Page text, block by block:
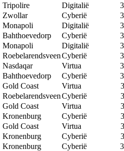
Tripolire Digitalië
Zwollar Cyberië
Monapoli Digitalië
Bahthoevedorp Cyberië
Monapoli Digitalië
RoebelarendsveenCyberië
Nasdaqar Virtua
Bahthoevedorp Cyberië
Gold Coast Virtua
RoebelarendsveenCyberië
Gold Coast Virtua
Kronenburg Cyberië
Gold Coast Virtua
Kronenburg Cyberië
Kronenburg Cyberië